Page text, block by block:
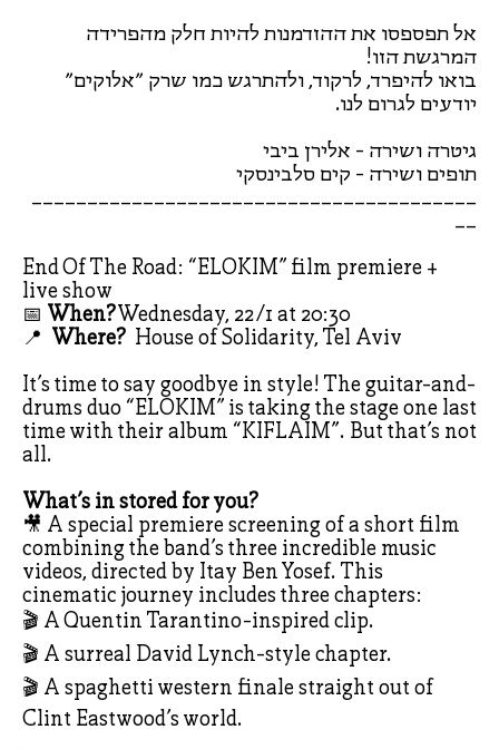
אל תפספסו את ההזדמנות להיות חלק מהפרידה
המרגשת הזו!
בואו להיפרד, לרקוד, ולהתרגש כמו שרק ״אלוקים״
יודעים לגרום לנו.
גיטרה ושירה - אלירן ביבי
תופים ושירה - קים סלבינסקי
________________________________________
__
End Of The Road: “ELOKIM” film premiere +
live show
📅 When?Wednesday, 22/1 at 20:30
📍 Where?House of Solidarity, Tel Aviv
It’s time to say goodbye in style! The guitar-and-
drums duo “ELOKIM” is taking the stage one last
time with their album “KIFLAIM”. But that’s not
all.
What’s in stored for you?
🎥 A special premiere screening of a short film
combining the band’s three incredible music
videos, directed by Itay Ben Yosef. This
cinematic journey includes three chapters:
🎬 A Quentin Tarantino-inspired clip.
🎬 A surreal David Lynch-style chapter.
🎬 A spaghetti western finale straight out of
Clint Eastwood’s world.